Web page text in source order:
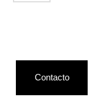
Contacto